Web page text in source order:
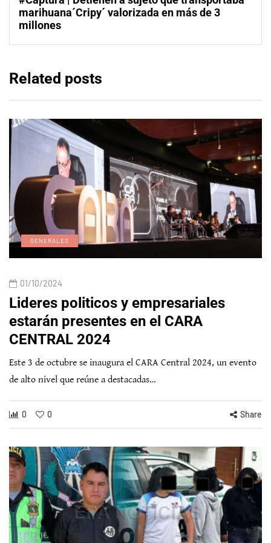
marihuana´Cripy´ valorizada en más de 3
millones
Related posts
GENERALES
01/10/2024
Lideres politicos y empresariales
estarán presentes en el CARA
CENTRAL 2024
Este 3 de octubre se inaugura el CARA Central 2024, un evento
de alto nivel que reúne a destacadas…
0 0 Share